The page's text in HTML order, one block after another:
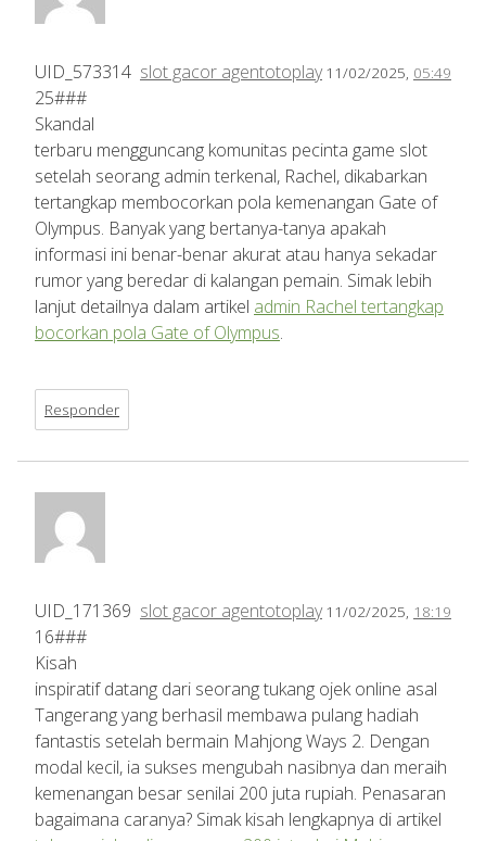
slot gacor agentotoplay 11/02/2025, 05:49
UID_573314
25###
Skandal
terbaru mengguncang komunitas pecinta game slot
setelah seorang admin terkenal, Rachel, dikabarkan
tertangkap membocorkan pola kemenangan Gate of
Olympus. Banyak yang bertanya-tanya apakah
informasi ini benar-benar akurat atau hanya sekadar
rumor yang beredar di kalangan pemain. Simak lebih
lanjut detailnya dalam artikel admin Rachel tertangkap
bocorkan pola Gate of Olympus.
Responder
slot gacor agentotoplay 11/02/2025, 18:19
UID_171369
16###
Kisah
inspiratif datang dari seorang tukang ojek online asal
Tangerang yang berhasil membawa pulang hadiah
fantastis setelah bermain Mahjong Ways 2. Dengan
modal kecil, ia sukses mengubah nasibnya dan meraih
kemenangan besar senilai 200 juta rupiah. Penasaran
bagaimana caranya? Simak kisah lengkapnya di artikel